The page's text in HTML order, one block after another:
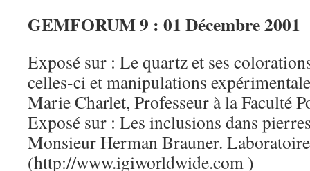
GEMFORUM 9 : 01 Décembre 2001
Exposé sur : Le quartz et ses
celles-ci et manipulations
Marie Charlet, Professeur à la Faculté
Exposé sur : Les inclusions dans
Monsieur Herman Brauner.
(http://www.igiworldwide.com )